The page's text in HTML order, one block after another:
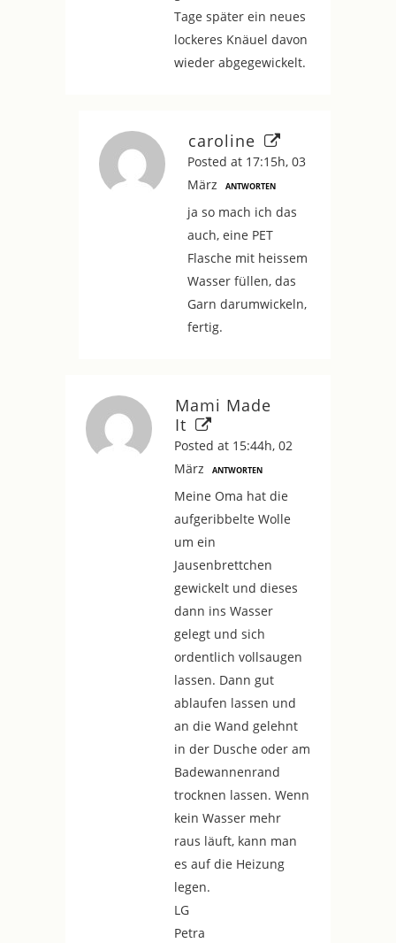
Tage später ein neues
lockeres Knäuel davon
wieder abgegewickelt.
caroline
Posted at 17:15h, 03
März
ANTWORTEN
ja so mach ich das
auch, eine PET
Flasche mit heissem
Wasser füllen, das
Garn darumwickeln,
fertig.
Mami Made
It
Posted at 15:44h, 02
März
ANTWORTEN
Meine Oma hat die
aufgeribbelte Wolle
um ein
Jausenbrettchen
gewickelt und dieses
dann ins Wasser
gelegt und sich
ordentlich vollsaugen
lassen. Dann gut
ablaufen lassen und
an die Wand gelehnt
in der Dusche oder am
Badewannenrand
trocknen lassen. Wenn
kein Wasser mehr
raus läuft, kann man
es auf die Heizung
legen.
LG
Petra